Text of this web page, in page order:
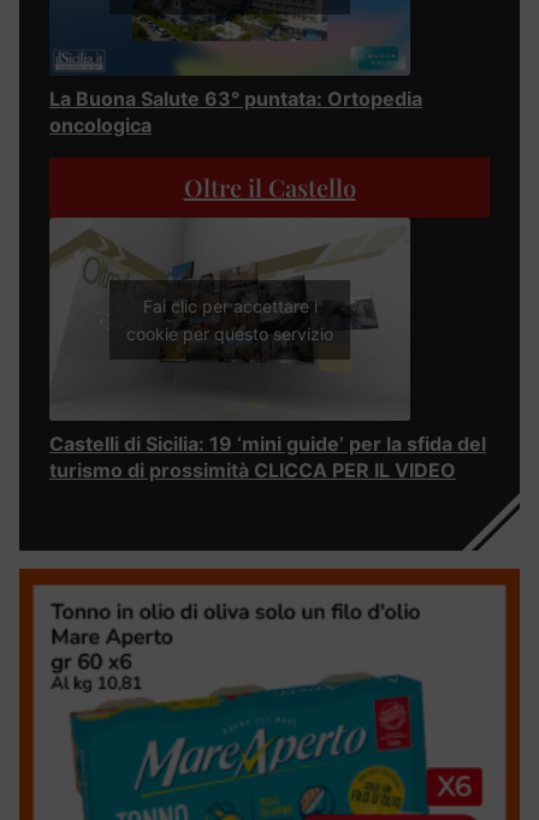
La Buona Salute 63° puntata: Ortopedia
oncologica
Oltre il Castello
Fai clic per accettare i
cookie per questo servizio
Castelli di Sicilia: 19 ‘mini guide’ per la sfida del
turismo di prossimità CLICCA PER IL VIDEO